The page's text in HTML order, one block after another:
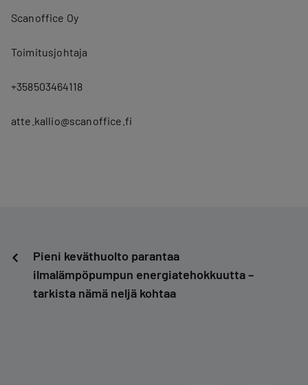
Scanoffice Oy
Toimitusjohtaja
+358503464118
atte.kallio@scanoffice.fi
Artikkelien
selaus
Pieni keväthuolto parantaa
ilmalämpöpumpun energiatehokkuutta –
tarkista nämä neljä kohtaa